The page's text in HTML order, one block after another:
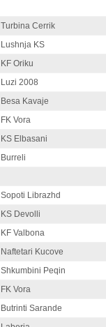
Turbina Cerrik
Lushnja KS
KF Oriku
Luzi 2008
Besa Kavaje
FK Vora
KS Elbasani
Burreli
Sopoti Librazhd
KS Devolli
KF Valbona
Naftetari Kucove
Shkumbini Peqin
FK Vora
Butrinti Sarande